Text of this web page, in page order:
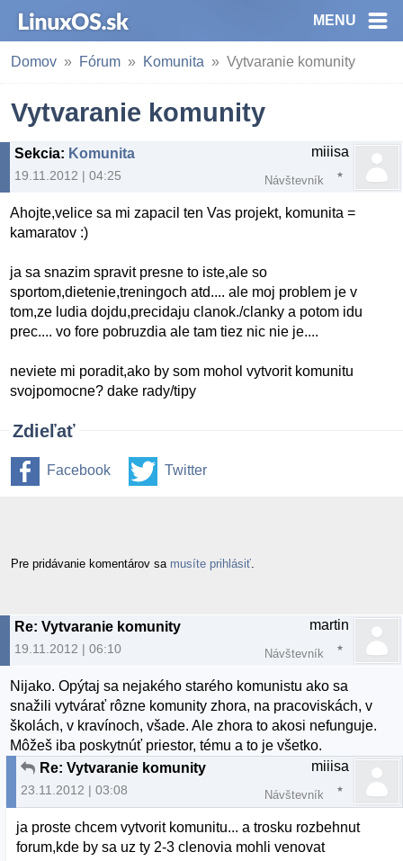
MENU
Domov Fórum Komunita Vytvaranie komunity
Vytvaranie komunity
Sekcia: Komunita
19.11.2012 | 04:25
miiisa
Návštevník
Ahojte,velice sa mi zapacil ten Vas projekt, komunita =
kamaratov :)
ja sa snazim spravit presne to iste,ale so
sportom,dietenie,treningoch atd.... ale moj problem je v
tom,ze ludia dojdu,precidaju clanok./clanky a potom idu
prec.... vo fore pobruzdia ale tam tiez nic nie je....
neviete mi poradit,ako by som mohol vytvorit komunitu
svojpomocne? dake rady/tipy
Zdieľať
Facebook Twitter
Pre pridávanie komentárov sa musíte prihlásiť
Re: Vytvaranie komunity
19.11.2012 | 06:10
martin
Návštevník
Nijako. Opýtaj sa nejakého starého komunistu ako sa
snažili vytvárať rôzne komunity zhora, na pracoviskách, v
školách, v kravínoch, všade. Ale zhora to akosi nefunguje.
Môžeš iba poskytnúť priestor, tému a to je všetko.
Re: Vytvaranie komunity
23.11.2012 | 03:08
miiisa
Návštevník
ja proste chcem vytvorit komunitu... a trosku rozbehnut
forum,kde by sa uz ty 2-3 clenovia mohli venovat